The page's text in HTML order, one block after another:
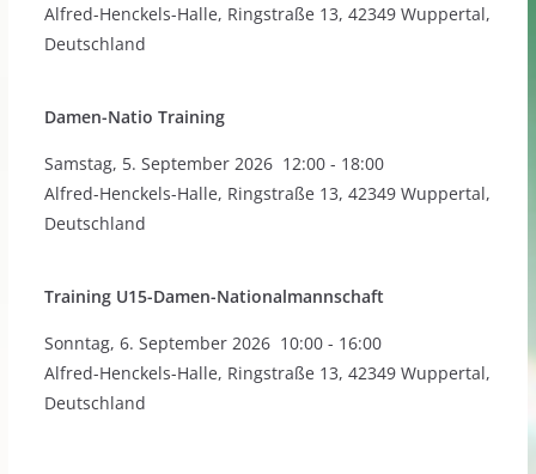
Alfred-Henckels-Halle, Ringstraße 13, 42349 Wuppertal,
Deutschland
Damen-Natio Training
Samstag, 5. September 2026 12:00- 18:00
Alfred-Henckels-Halle, Ringstraße 13, 42349 Wuppertal,
Deutschland
Training U15-Damen-Nationalmannschaft
Sonntag, 6. September 2026 10:00- 16:00
Alfred-Henckels-Halle, Ringstraße 13, 42349 Wuppertal,
Deutschland